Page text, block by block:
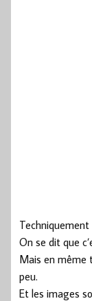
Techniquement
On se dit que
Mais en même
peu.
Et les images